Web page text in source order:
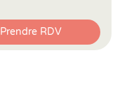
Prendre RDV